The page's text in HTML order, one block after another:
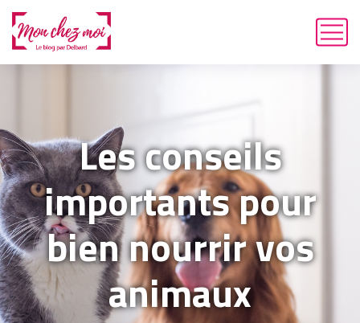
Les conseils
importants pour
bien nourrir vos
animaux